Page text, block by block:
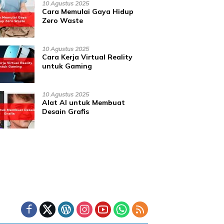
10 Agustus 2025
Cara Memulai Gaya Hidup
Zero Waste
10 Agustus 2025
Cara Kerja Virtual Reality
untuk Gaming
10 Agustus 2025
Alat AI untuk Membuat
Desain Grafis